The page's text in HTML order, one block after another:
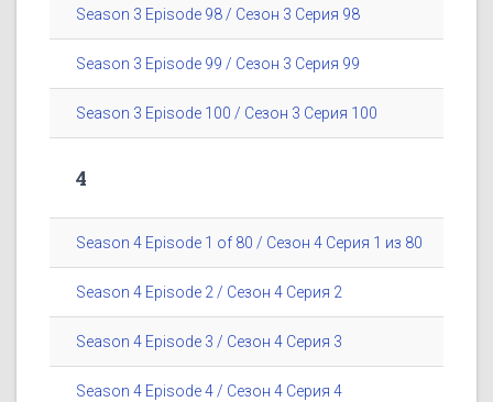
Season 3 Episode 98 / Сезон 3 Серия 98
Season 3 Episode 99 / Сезон 3 Серия 99
Season 3 Episode 100 / Сезон 3 Серия 100
4
Season 4 Episode 1 of 80 / Сезон 4 Серия 1 из 80
Season 4 Episode 2 / Сезон 4 Серия 2
Season 4 Episode 3 / Сезон 4 Серия 3
Season 4 Episode 4 / Сезон 4 Серия 4